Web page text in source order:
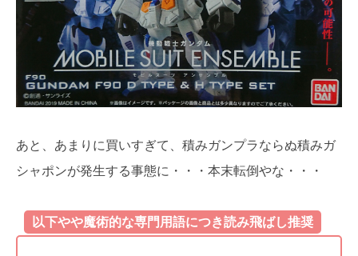
あと、あまりに買いすぎて、積みガンプラならぬ積みガ
シャポンが発生する事態に・・・本末転倒やな・・・
以下やや魔術的な専門用語につき読み飛ばし推奨